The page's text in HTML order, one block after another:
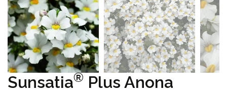
Sunsatia® Plus Anona